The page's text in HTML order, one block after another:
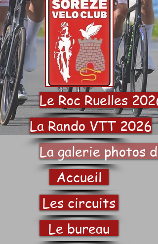
Le Roc Ruelles 2026
La Rando VTT 2026
La galerie photos
Accueil
Les circuits
Le bureau